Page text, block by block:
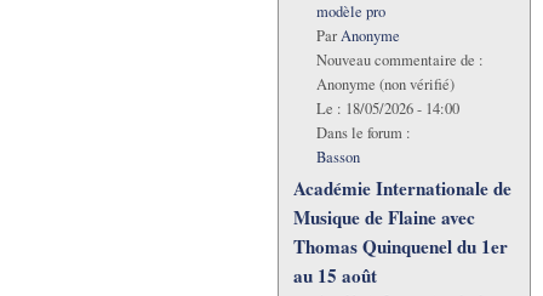
modèle pro
ParAnonyme
Nouveau commentaire de :
Anonyme (non vérifié)
Le : 18/05/2026 - 14:00
Dans le forum :
Basson
Académie Internationale de
Musique de Flaine avec
Thomas Quinquenel du 1er
au 15 août